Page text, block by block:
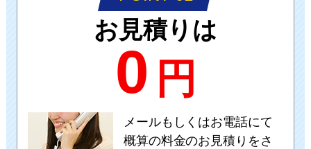
お見積りは
0 円
メールもしくはお電話にて
概算の料金のお見積りをさ